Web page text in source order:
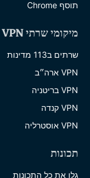
תוסף Chrome
מיקומי שרתי VPN
שרתים ב113 מדינות
VPN ארה״ב
VPN בריטניה
VPN קנדה
VPN אוסטרליה
תכונות
גלו את כל התכונות